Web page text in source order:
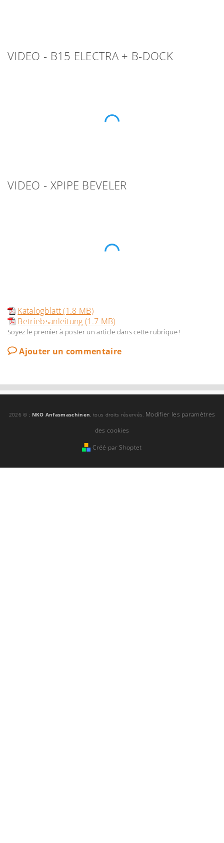
VIDEO - B15 ELECTRA + B-DOCK
VIDEO - XPIPE BEVELER
Katalogblatt (1.8 MB)
Betriebsanleitung (1.7 MB)
Soyez le premier à poster un article dans cette rubrique !
Ajouter un commentaire
2026 © ; NKO Anfasmaschinen , tous droits réservés. Modifier les paramètres
des cookies
Créé par Shoptet